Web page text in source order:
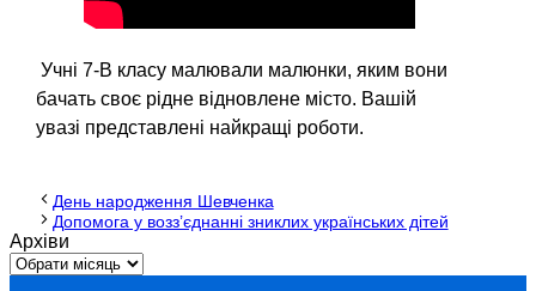
Учні 7-В класу малювали малюнки, яким вони
бачать своє рідне відновлене місто. Вашій
увазі представлені найкращі роботи.
День народження Шевченка
Допомога у возз’єднанні зниклих українських дітей
Архіви